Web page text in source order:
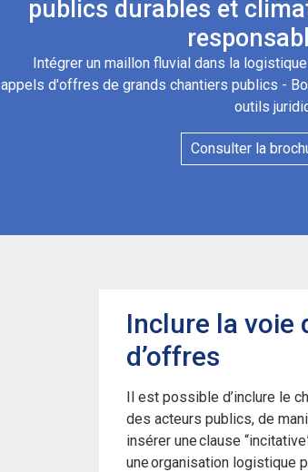
publics durables et
Intégrer un maillon fluvial dans la
appels d'offres de grands chantiers publics -
outils
Consulter la
Inclure la voie
d’offres
Il est possible d’inclure le
des acteurs publics, de
insérer une clause
une organisation logistique